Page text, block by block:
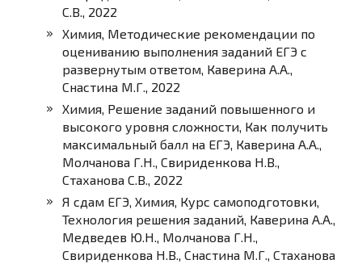
С.В., 2022
Химия, Методические рекомендации по
оцениванию выполнения заданий ЕГЭ с
развернутым ответом, Каверина А.А.,
Снастина М.Г., 2022
Химия, Решение заданий повышенного и
высокого уровня сложности, Как получить
максимальный балл на ЕГЭ, Каверина А.А.,
Молчанова Г.Н., Свириденкова Н.В.,
Стаханова С.В., 2022
Я сдам ЕГЭ, Химия, Курс самоподготовки,
Технология решения заданий, Каверина А.А.,
Медведев Ю.Н., Молчанова Г.Н.,
Свириденкова Н.В., Снастина М.Г., Стаханова